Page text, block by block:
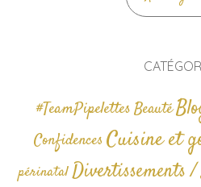
#TeamPipelettesBeauté
Confidences Cuisine et
périnatalDivertissements